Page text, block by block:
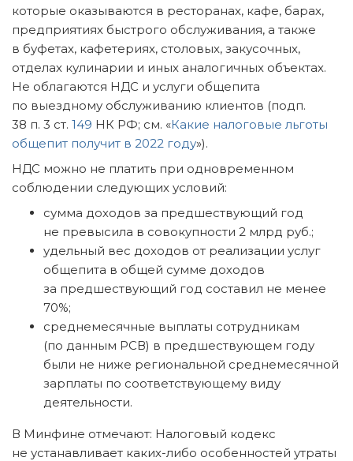
которые оказываются в ресторанах, кафе, барах,
предприятиях быстрого обслуживания, а также
в буфетах, кафетериях, столовых, закусочных,
отделах кулинарии и иных аналогичных объектах.
Не облагаются НДС и услуги общепита
по выездному обслуживанию клиентов (подп.
38 п. 3 ст. 149 НК РФ; см. «Какие налоговые льготы
общепит получит в 2022 году»).
НДС можно не платить при одновременном
соблюдении следующих условий:
сумма доходов за предшествующий год
не превысила в совокупности 2 млрд руб.;
удельный вес доходов от реализации услуг
общепита в общей сумме доходов
за предшествующий год составил не менее
70%;
среднемесячные выплаты сотрудникам
(по данным РСВ) в предшествующем году
были не ниже региональной среднемесячной
зарплаты по соответствующему виду
деятельности.
В Минфине отмечают: Налоговый кодекс
не устанавливает каких-либо особенностей утраты